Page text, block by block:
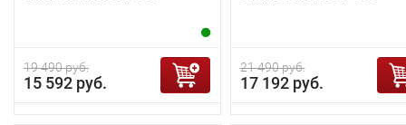
19 490 руб.
15 592 руб.
21 490 руб.
17 192 руб.